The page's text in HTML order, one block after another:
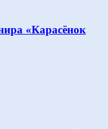
«Карасёнок